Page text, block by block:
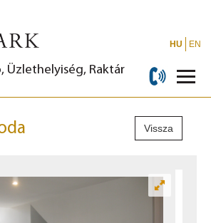
Üzlethelyiség, Raktár
HU EN
Vissza